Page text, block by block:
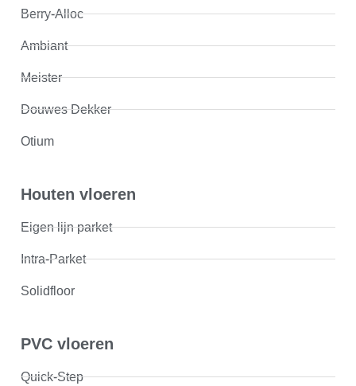
Berry-Alloc
Ambiant
Meister
Douwes Dekker
Otium
Houten vloeren
Eigen lijn parket
Intra-Parket
Solidfloor
PVC vloeren
Quick-Step